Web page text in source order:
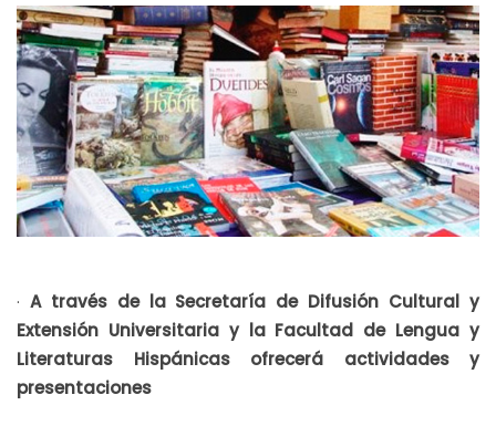
· A través de la Secretaría de Difusión Cultural y
Extensión Universitaria y la Facultad de Lengua y
Literaturas Hispánicas ofrecerá actividades y
presentaciones